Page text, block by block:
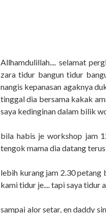
Allhamdulillah.... selamat
zara tidur bangun tidur
nangis kepanasan agaknya
tinggal dia bersama kakak
saya kedinginan dalam bilik
bila habis je workshop jam
tengok mama dia datang
lebih kurang jam 2.30 petang
kami tidur je.... tapi saya tidur
sampai alor setar, en daddy